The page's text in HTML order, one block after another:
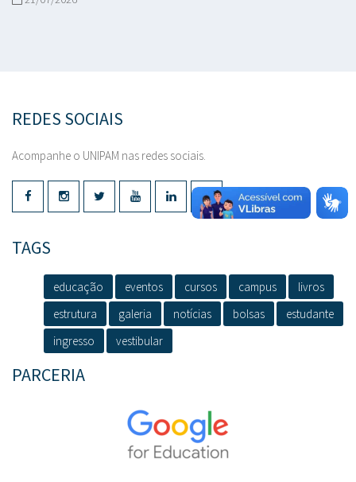
REDES SOCIAIS
Acompanhe o UNIPAM nas redes sociais.
TAGS
educação eventos cursos campus
livros
estrutura
galeria notícias bolsas
estudante
ingresso
vestibular
PARCERIA